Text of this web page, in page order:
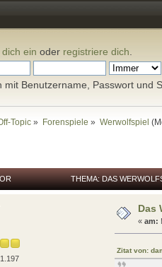
dich ein oder registriere dich
mit Benutzername, Passwort und
Topic » Forenspiele » Werwolfspiel
THEMA: DAS
Das
«am:
Zitat von: